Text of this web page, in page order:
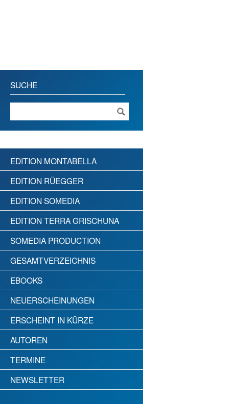
SUCHE
EDITION MONTABELLA
EDITION RÜEGGER
EDITION SOMEDIA
EDITION TERRA GRISCHUNA
SOMEDIA PRODUCTION
GESAMTVERZEICHNIS
EBOOKS
NEUERSCHEINUNGEN
ERSCHEINT IN KÜRZE
AUTOREN
TERMINE
NEWSLETTER